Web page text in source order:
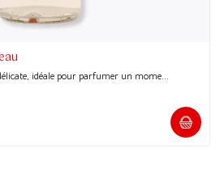
idéale pour parfumer un mome...